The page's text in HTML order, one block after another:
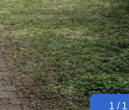
1 / 1